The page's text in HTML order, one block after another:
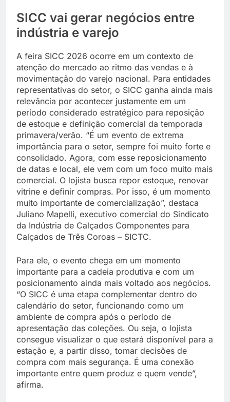
SICC vai gerar negócios entre
indústria e varejo
A feira SICC 2026 ocorre em um contexto de
atenção do mercado ao ritmo das vendas e à
movimentação do varejo nacional. Para entidades
representativas do setor, o SICC ganha ainda mais
relevância por acontecer justamente em um
período considerado estratégico para reposição
de estoque e definição comercial da temporada
primavera/verão. “É um evento de extrema
importância para o setor, sempre foi muito forte e
consolidado. Agora, com esse reposicionamento
de datas e local, ele vem com um foco muito mais
comercial. O lojista busca repor estoque, renovar
vitrine e definir compras. Por isso, é um momento
muito importante de comercialização”, destaca
Juliano Mapelli, executivo comercial do Sindicato
da Indústria de Calçados Componentes para
Calçados de Três Coroas – SICTC.
Para ele, o evento chega em um momento
importante para a cadeia produtiva e com um
posicionamento ainda mais voltado aos negócios.
“O SICC é uma etapa complementar dentro do
calendário do setor, funcionando como um
ambiente de compra após o período de
apresentação das coleções. Ou seja, o lojista
consegue visualizar o que estará disponível para a
estação e, a partir disso, tomar decisões de
compra com mais segurança. É uma conexão
importante entre quem produz e quem vende”,
afirma.